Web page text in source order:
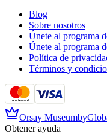
Blog
Sobre nosotros
Únete al programa
Únete al programa
Política de
Términos y
Orsay Museumby
Obtener ayuda